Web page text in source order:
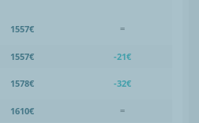
1557€ =
1557€
-21€
1578€ -32€
1610€
=